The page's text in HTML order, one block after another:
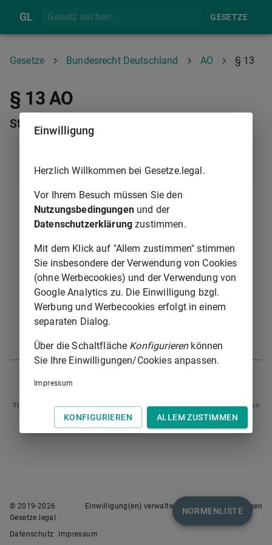
GL GESETZE
Gesetze Bundesrecht Deutschland AO § 13
§ 13 AO
Ständiger Vertreter
Ständiger Vertreter ist eine Person, die nachhaltig die
Geschäfte eines Unternehmens besorgt und dabei
dessen Sachweisungen unterliegt. Ständiger Vertreter
ist insbesondere eine Person, die für ein Unternehmen
nachhaltig
1.
Verträge abschließt oder vermittelt oder
Aufträge einholt oder
2.
einen Bestand von Gütern oder Waren
unterhält und davon Auslieferungen
vornimmt.
§ 12
Tipp
: Swipen Sie auf dem Bildschirm links oder rechts zur Navigation zwischen
Normen.
NORMENLISTE
© 2019-2026
Gesetze.legal
Einwilligung(en) verwalten Nutzungsbedingungen
Datenschutz Impressum
Einwilligung
Herzlich Willkommen bei Gesetze.legal.
Vor Ihrem Besuch müssen Sie den
Nutzungsbedingungenund der
Datenschutzerklärung zustimmen.
Mit dem Klick auf "Allem zustimmen" stimmen
Sie insbesondere der Verwendung von Cookies
(ohne Werbecookies) und der Verwendung von
Google Analytics zu. Die Einwilligung bzgl.
Werbung und Werbecookies erfolgt in einem
separaten Dialog.
Über die Schaltfläche Konfigurierenkönnen
Sie Ihre Einwilligungen/Cookies anpassen.
Impressum
KONFIGURIEREN ALLEM ZUSTIMMEN